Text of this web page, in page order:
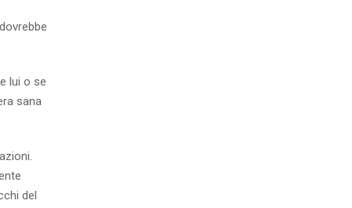
lui o se
sana
del